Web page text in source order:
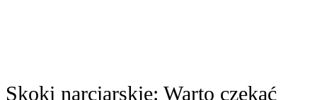
Skoki narciarskie: Warto czekać